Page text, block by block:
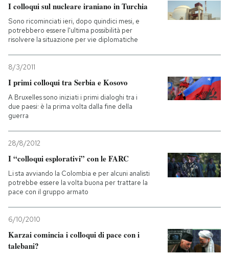
I colloqui sul nucleare iraniano in Turchia
Sono ricominciati ieri, dopo quindici mesi, e
potrebbero essere l'ultima possibilità per
risolvere la situazione per vie diplomatiche
8/3/2011
I primi colloqui tra Serbia e Kosovo
A Bruxelles sono iniziati i primi dialoghi tra i
due paesi: è la prima volta dalla fine della
guerra
28/8/2012
I “colloqui esplorativi” con le FARC
Li sta avviando la Colombia e per alcuni analisti
potrebbe essere la volta buona per trattare la
pace con il gruppo armato
6/10/2010
Karzai comincia i colloqui di pace con i
talebani?